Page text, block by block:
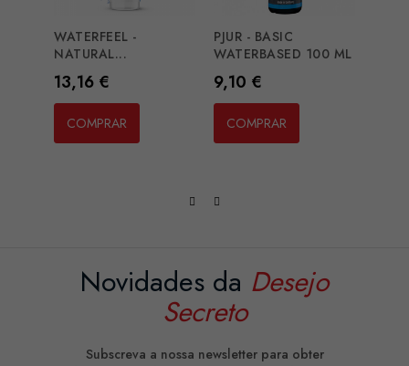
WATERFEEL -
NATURAL...
Preço
13,16 €
COMPRAR
PJUR - BASIC
WATERBASED 100 ML
Preço
9,10 €
COMPRAR
Novidades da Desejo
Secreto
Subscreva a nossa newsletter para obter